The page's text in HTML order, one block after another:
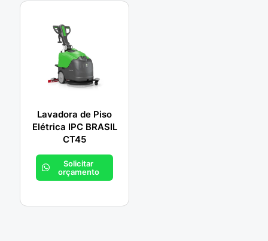
Lavadora de Piso
Elétrica IPC BRASIL
CT45
Solicitar
orçamento